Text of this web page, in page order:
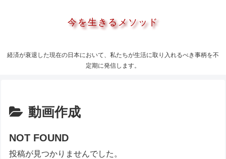
今を生きるメソッド
経済が衰退した現在の日本において、私たちが生活に取り入れるべき事柄を不
定期に発信します。
動画作成
NOT FOUND
投稿が見つかりませんでした。